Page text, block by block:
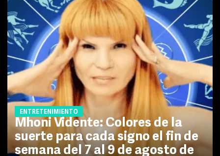
ENTRETENIMIENTO
Mhoni Vidente: Colores de la
suerte para cada signo el fin de
semana del 7 al 9 de agosto de